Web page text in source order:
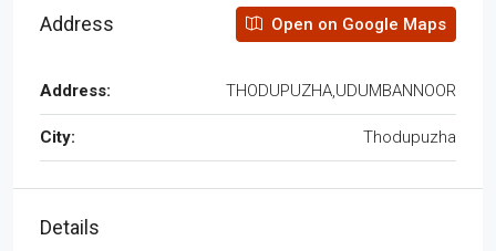
Address Open on Google Maps
Address: THODUPUZHA,UDUMBANNOOR
City: Thodupuzha
Details